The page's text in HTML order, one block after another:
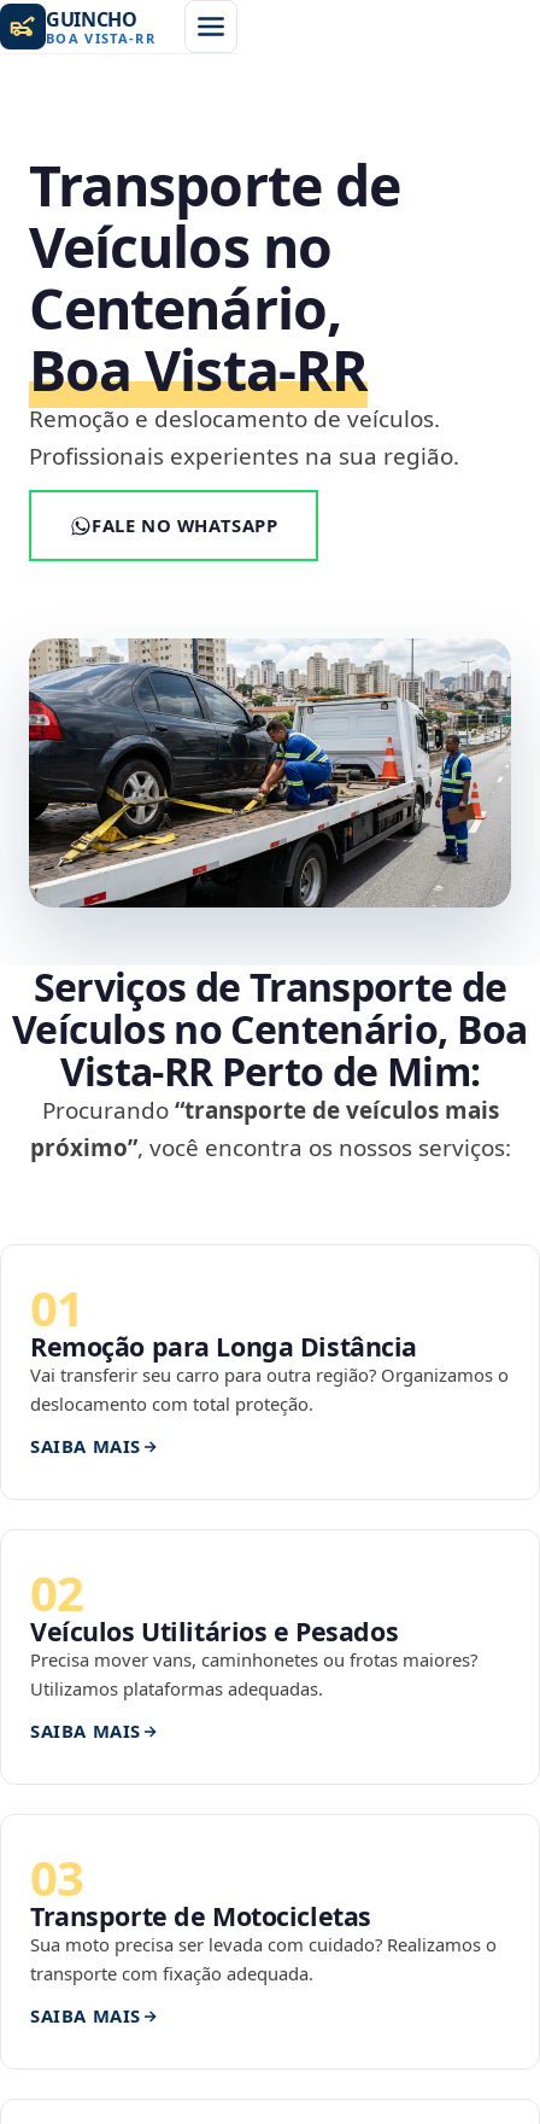
GUINCHO
BOA VISTA-RR
Transporte de
Veículos no
Centenário,
Boa Vista‑RR
Remoção e deslocamento de veículos.
Profissionais experientes na sua região.
FALE NO WHATSAPP
Serviços de Transporte de
Veículos no Centenário, Boa
Vista‑RR Perto de Mim:
Procurando“transporte de veículos mais
próximo”, você encontra os nossos serviços:
01
Remoção para Longa Distância
Vai transferir seu carro para outra região? Organizamos o
deslocamento com total proteção.
SAIBA MAIS
02
Veículos Utilitários e Pesados
Precisa mover vans, caminhonetes ou frotas maiores?
Utilizamos plataformas adequadas.
SAIBA MAIS
03
Transporte de Motocicletas
Sua moto precisa ser levada com cuidado? Realizamos o
transporte com fixação adequada.
SAIBA MAIS